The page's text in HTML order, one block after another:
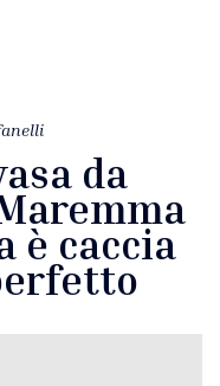
da
è caccia